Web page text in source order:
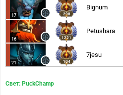
17 298
Bignum
16 1221
Petushara
21 104
7jesu
Свет: PuckChamp